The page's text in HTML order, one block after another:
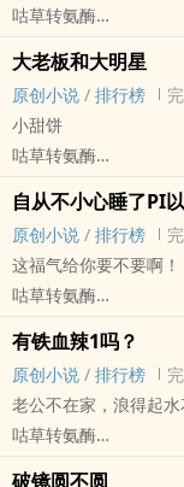
咕草转氨酶
小甜饼 - 主受视角 - 论
你有没有社死的瞬间：
大概是喝醉了抱着我的
大老板和大明星
原创小说 / 排行榜
小甜饼
咕草转氨酶
完结
甜饼一块就没了
自从不小心睡了PI
原创小说 / 排行榜
这福气给你要不要啊！
咕草转氨酶
现代 - 谐趣 - 主受视角
自从整个师门上下都知
他们拼命劝我抱紧大腿
这福气给你要不要啊!
第一人称主受视角
有铁血辣1吗？
原创小说 / 排行榜
老公不在家，浪得起水
咕草转氨酶
破镜圆不圆